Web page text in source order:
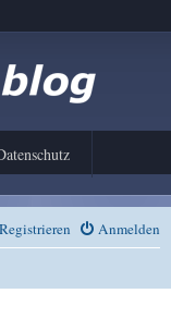
Anmelden
Registrieren